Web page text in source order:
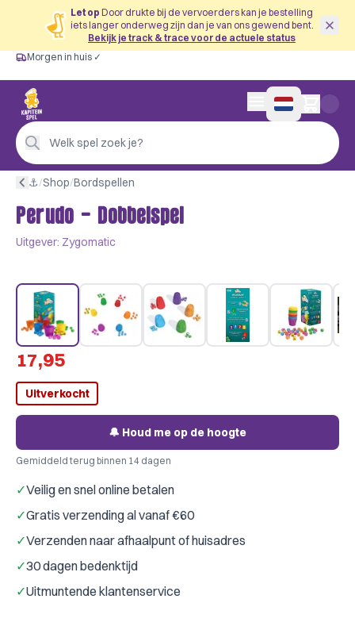
Let op Door drukte bij de vervoerders kan je bestelling
iets langer onderweg zijn dan je van ons gewend bent.
Bekijk je track & trace voor de actuele status
Gratis vanaf €60
Morgen in huis ✓
Persoonlijk advies
4,9/5 —
Morgen in huis ✓
Welk spel zoek je?
0 artikelen in
⚓︎/Shop/Bordspellen
Perudo - Dobbelspel
Uitgever: Zygomatic
17,95
Uitverkocht
🔔 Houd me op de hoogte
Gemiddeld terug binnen 14 dagen
✓Veilig en snel online betalen
✓Gratis verzending al vanaf €60
✓Verzenden naar afhaalpunt of huisadres
✓30 dagen bedenktijd
✓Uitmuntende klantenservice